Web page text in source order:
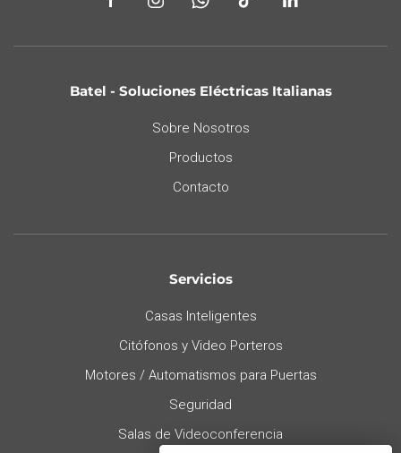
Batel - Soluciones Eléctricas Italianas
Sobre Nosotros
Productos
Contacto
Servicios
Casas Inteligentes
Citófonos y Video Porteros
Motores / Automatismos para Puertas
Seguridad
Salas de Videoconferencia